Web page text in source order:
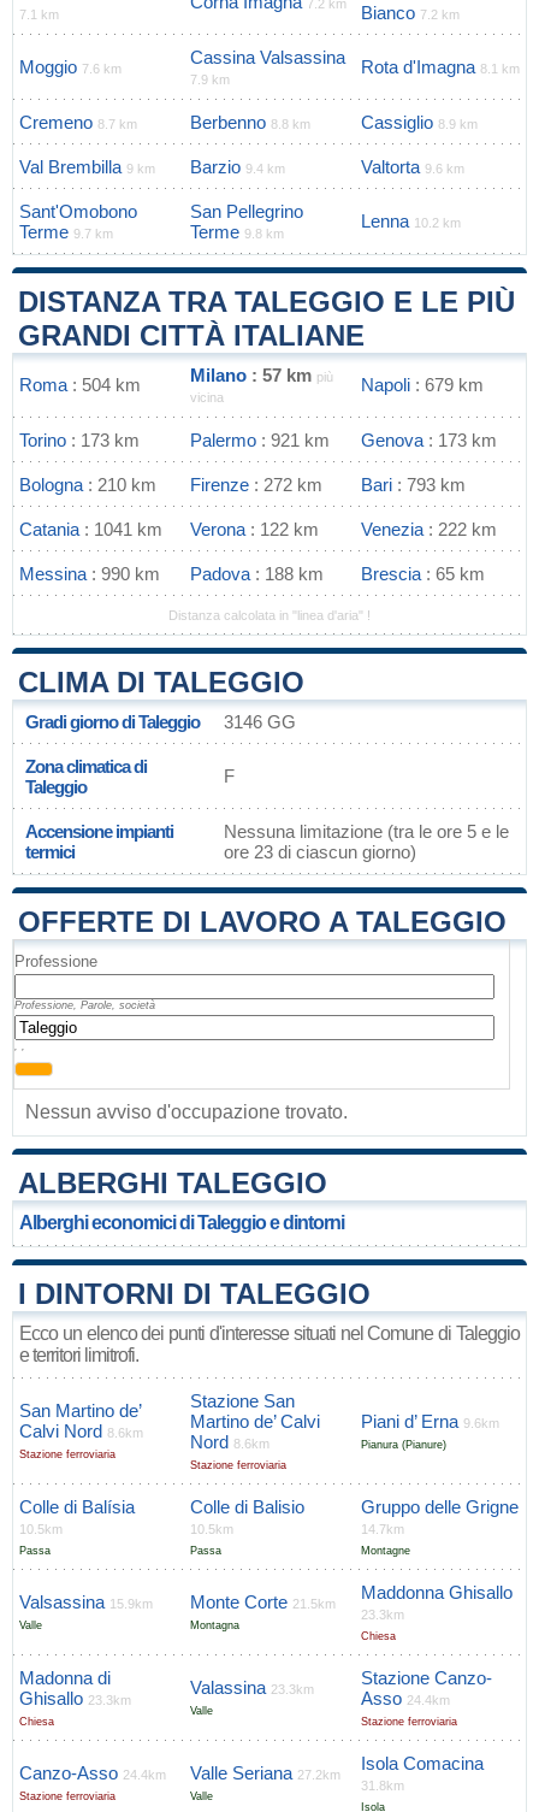
7.1 km
7.2 km
Bianco 7.2 km
Moggio 7.6 km
Cassina Valsassina
7.9 km
Rota d'Imagna 8.1 km
Cremeno 8.7 km Berbenno 8.8 km Cassiglio 8.9 km
Val Brembilla 9 km Barzio 9.4 km Valtorta 9.6 km
Sant'Omobono
Terme 9.7 km
San Pellegrino
Terme 9.8 km
Lenna 10.2 km
DISTANZA TRA TALEGGIO E LE PIÙ
GRANDI CITTÀ ITALIANE
Roma : 504 km Milano : 57 km più
vicina
Napoli : 679 km
Torino : 173 km Palermo : 921 km Genova : 173 km
Bologna : 210 km Firenze : 272 km Bari : 793 km
Catania : 1041 km Verona : 122 km Venezia : 222 km
Messina : 990 km Padova : 188 km Brescia : 65 km
Distanza calcolata in "linea d'aria" !
CLIMA DI TALEGGIO
Gradi giorno di Taleggio 3146 GG
Zona climatica di
Taleggio
F
Accensione impianti
termici
Nessuna limitazione (tra le ore 5 e le
ore 23 di ciascun giorno)
OFFERTE DI LAVORO A TALEGGIO
Professione
Professione, Parole, società
, ,
Nessun avviso d'occupazione trovato.
ALBERGHI TALEGGIO
Alberghi economici di Taleggio e dintorni
I DINTORNI DI TALEGGIO
Ecco un elenco dei punti d'interesse situati nel Comune di Taleggio
e territori limitrofi.
San Martino de’
Calvi Nord 8.6km
Stazione ferroviaria
Stazione San
Martino de’ Calvi
Nord 8.6km
Stazione ferroviaria
Piani d’ Erna 9.6km
Pianura (Pianure)
Colle di Balísia
10.5km
Passa
Colle di Balisio
10.5km
Passa
Gruppo delle Grigne
14.7km
Montagne
Valsassina 15.9km
Valle
Monte Corte 21.5km
Montagna
Maddonna Ghisallo
23.3km
Chiesa
Madonna di
Ghisallo 23.3km
Chiesa
Valassina 23.3km
Valle
Stazione Canzo-
Asso 24.4km
Stazione ferroviaria
Canzo-Asso 24.4km
Stazione ferroviaria
Valle Seriana 27.2km
Valle
Isola Comacina
31.8km
Isola